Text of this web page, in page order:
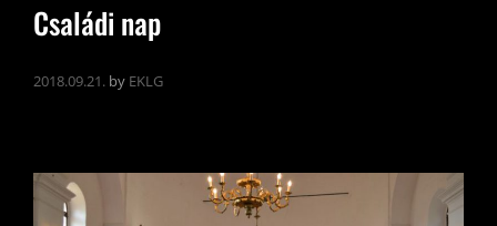
Családi nap
2018.09.21. by EKLG